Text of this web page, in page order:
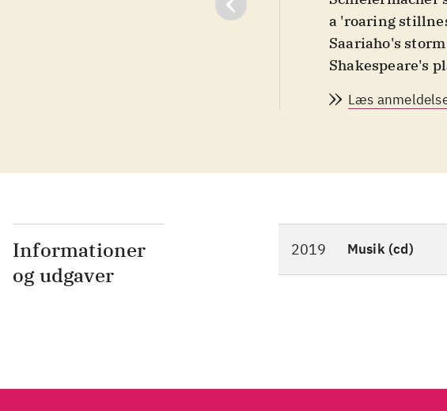
a 'roaring
Saariaho's
Shakespeare's
Wertmüller, the
together with
pressure
Læs
Informationer
og udgaver
2019 Musik (cd)